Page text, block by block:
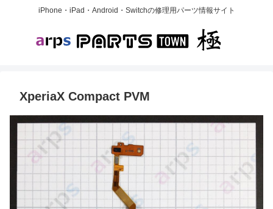
iPhone・iPad・Android・Switchの修理用パーツ情報サイト
XperiaX Compact PVM